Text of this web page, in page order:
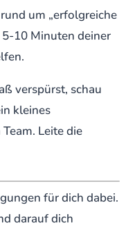
um „erfolgreiche
10 Minuten deiner
verspürst, schau
kleines
Leite die
für dich dabei.
darauf dich